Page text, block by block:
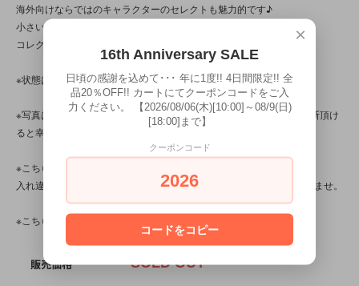
海外向けならではのキャラクターのセレクトも魅力的です♪
小さいながらもしっかりした作りの可愛いフィギュアです！
コレクションに是非☆
※状態は、10枚の写真と併せてご確認下さい。
※写真は、光の当たり方によって見え方が変わる為、トータル的に判断頂け
ると幸いです。
※こちらの商品は店頭でも販売しています。
入れ違いで完売してしまう場合がございます。その際はご容赦下さいませ。
※こちらの商品は、中古・ヴィンテージ品です。
販売価格 SOLD OUT
×
16th Anniversary SALE
日頃の感謝を込めて･･･ 年に1度!! 4日間限定!! 全
品20％OFF!! カートにてクーポンコードをご入
力ください。 【2026/08/06(木)[10:00]～08/9(日)
[18:00]まで】
クーポンコード
2026
コードをコピー